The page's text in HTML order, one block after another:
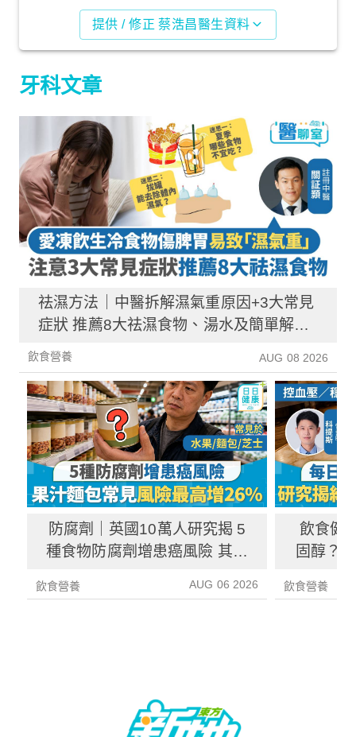
提供 / 修正 蔡浩昌醫生資料
牙科文章
祛濕方法｜中醫拆解濕氣重原因+3大常見
症狀 推薦8大祛濕食物、湯水及簡單解決
方法！
飲食營養 AUG 08 2026
防腐劑｜英國10萬人研究揭 5
種食物防腐劑增患癌風險 其中
飲食營養 AUG 06 2026
飲食健
固醇？
飲食營養